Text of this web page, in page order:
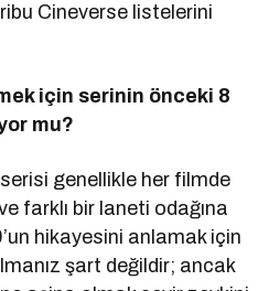
Cineverse listelerini
için serinin önceki 8
mu?
genellikle her filmde
farklı bir laneti odağına
hikayesini anlamak için
şart değildir; ancak